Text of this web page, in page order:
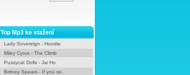
Top Mp3 ke stažení
Lady Sovereign - Hoodie
Miley Cyrus - The Climb
Pussycat Dolls - Jai Ho
Britney Spears - If you se..